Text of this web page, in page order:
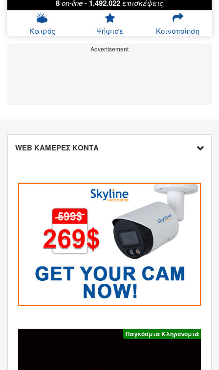
8on-line- 1.492.022επισκέψεις
Καιρός Ψήφισε Κοινοποίηση
Advertisement
WEB ΚΑΜΕΡΕΣ ΚΟΝΤΑ
Παγκόσμια Κληρονομιά